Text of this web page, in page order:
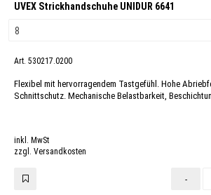
UVEX Strickhandschuhe UNIDUR 6641
Art. 530217.0200
Flexibel mit hervorragendem Tastgefühl. Hohe
Schnittschutz. Mechanische Belastbarkeit,
inkl. MwSt
zzgl. Versandkosten
-